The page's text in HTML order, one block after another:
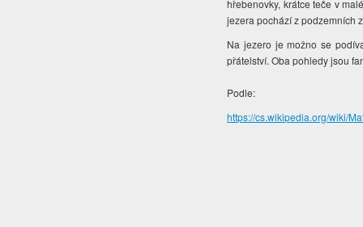
hřebenovky, krátce teče v
jezera pochází z podzemních
Na jezero je možno se
přátelství. Oba pohledy jsou
Podle:
https://cs.wikipedia.org/wiki/